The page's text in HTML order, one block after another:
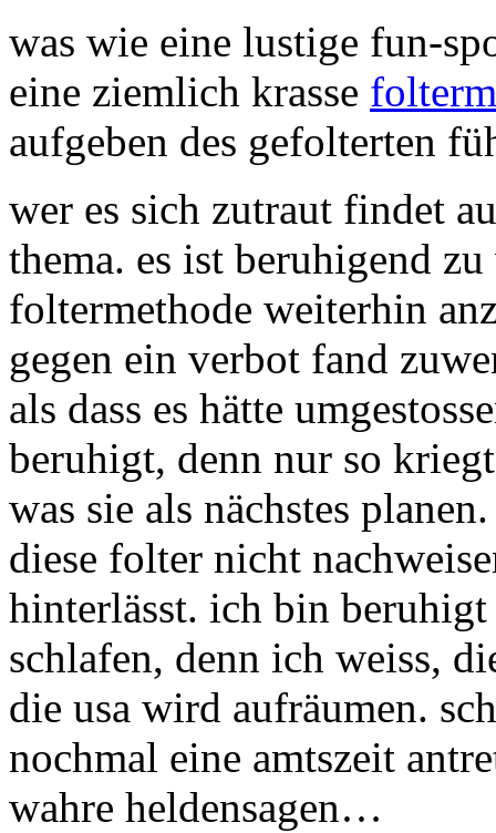
was wie eine lustige fun-
eine ziemlich krasse
aufgeben des gefolterten
wer es sich zutraut findet
thema. es ist beruhigend
foltermethode weiterhin
gegen ein verbot fand
als dass es hätte
beruhigt, denn nur so
was sie als nächstes
diese folter nicht
hinterlässt. ich bin
schlafen, denn ich weiss,
die usa wird aufräumen.
nochmal eine amtszeit
wahre heldensagen…